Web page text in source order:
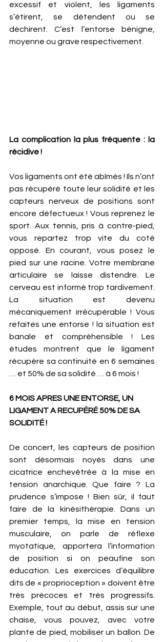
excessif et violent, les ligaments
s’étirent, se détendent ou se
déchirent. C’est l’entorse bénigne,
moyenne ou grave respectivement.
La complication la plus fréquente : la
récidive !
Vos ligaments ont été abîmés ! Ils n’ont
pas récupéré toute leur solidité et les
capteurs nerveux de positions sont
encore défectueux ! Vous reprenez le
sport. Aux tennis, pris à contre-pied,
vous repartez trop vite du coté
opposé. En courant, vous posez le
pied sur une racine. Votre membrane
articulaire se laisse distendre. Le
cerveau est informé trop tardivement.
La situation est devenu
mécaniquement irrécupérable ! Vous
refaites une entorse ! la situation est
banale et compréhensible ! Les
études montrent que le ligament
récupère sa continuité en 6 semaines
… et 50% de sa solidité … à 6 mois !
6 MOIS APRES UNE ENTORSE, UN
LIGAMENT A RECUPÉRÉ 50% DE SA
SOLIDITÉ !
De concert, les capteurs de position
sont désormais noyés dans une
cicatrice enchevêtrée à la mise en
tension anarchique. Que faire ? La
prudence s’impose ! Bien sûr, il faut
faire de la kinésithérapie. Dans un
premier temps, la mise en tension
musculaire, on parle de réflexe
myotatique, apportera l’information
de position si on peaufine son
éducation. Les exercices d’équilibre
dits de « proprioception » doivent être
très précoces et très progressifs.
Exemple, tout au début, assis sur une
chaise, vous pouvez, avec votre
plante de pied, mobiliser un ballon. De